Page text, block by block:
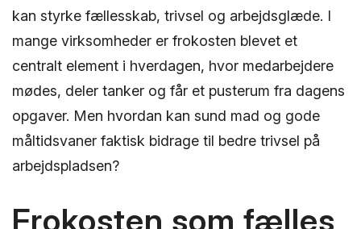
kan styrke fællesskab, trivsel og arbejdsglæde. I
mange virksomheder er frokosten blevet et
centralt element i hverdagen, hvor medarbejdere
mødes, deler tanker og får et pusterum fra dagens
opgaver. Men hvordan kan sund mad og gode
måltidsvaner faktisk bidrage til bedre trivsel på
arbejdspladsen?
Frokosten som fælles